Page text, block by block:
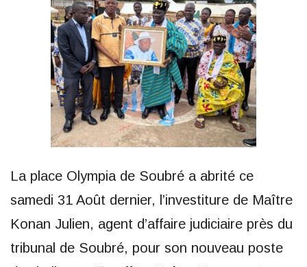
La place Olympia de Soubré a abrité ce
samedi 31 Août dernier, l’investiture de Maître
Konan Julien, agent d’affaire judiciaire près du
tribunal de Soubré, pour son nouveau poste